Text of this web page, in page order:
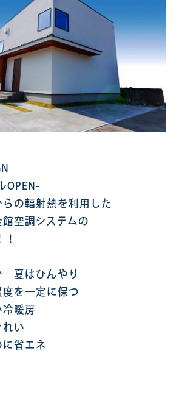
OPEN-
の輻射熱を利用した
空調システムの
！
夏はひんやり
度を一定に保つ
冷暖房
れい
に省エネ